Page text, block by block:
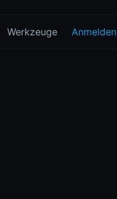
Werkzeuge Anmelden